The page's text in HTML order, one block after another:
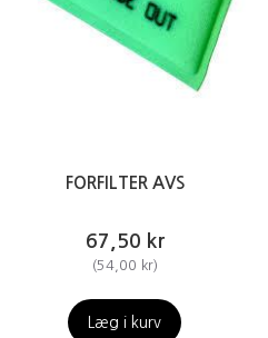
FORFILTER AVS
67,50 kr
(54,00 kr)
Læg i kurv